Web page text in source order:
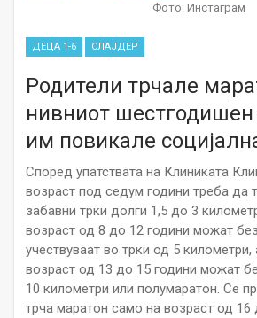
Фото: Инстаграм
ДЕЦА 1-6 СЛАЈДЕР
Родители трчале
нивниот шестгодишен
им повикале
Според упатствата на Клиниката
возраст под седум години треба да
забавни трки долги 1,5 до 3
возраст од 8 до 12 години можат
учествуваат во трки од 5
возраст од 13 до 15 години можат
10 километри или полумаратон. Се
трча маратон само на возраст од 16